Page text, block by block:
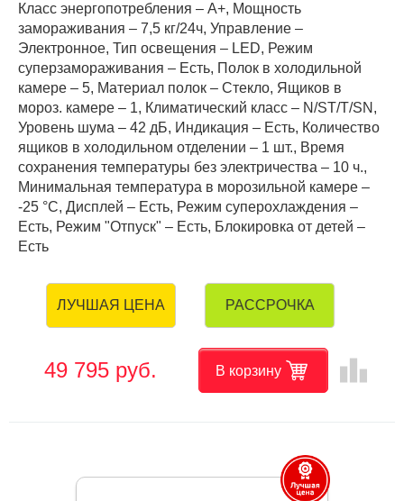
Класс энергопотребления – А+, Мощность
замораживания – 7,5 кг/24ч, Управление –
Электронное, Тип освещения – LED, Режим
суперзамораживания – Есть, Полок в холодильной
камере – 5, Материал полок – Стекло, Ящиков в
мороз. камере – 1, Климатический класс – N/ST/T/SN,
Уровень шума – 42 дБ, Индикация – Есть, Количество
ящиков в холодильном отделении – 1 шт., Время
сохранения температуры без электричества – 10 ч.,
Минимальная температура в морозильной камере –
-25 °C, Дисплей – Есть, Режим суперохлаждения –
Есть, Режим "Отпуск" – Есть, Блокировка от детей –
Есть
ЛУЧШАЯ ЦЕНА РАССРОЧКА
49 795 руб. В корзину leaderboard